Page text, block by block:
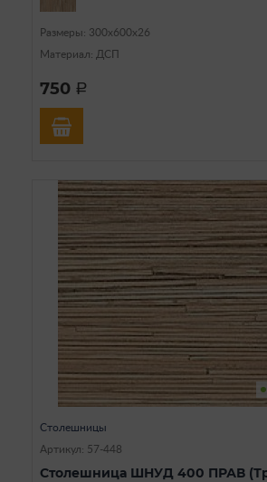
Размеры: 300х600х26
Материал: ДСП
750 a
Столешницы
Артикул: 57-448
Столешница ШНУД 400 ПРАВ